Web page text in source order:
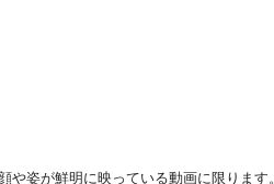
や姿が鮮明に映っている動画に限ります